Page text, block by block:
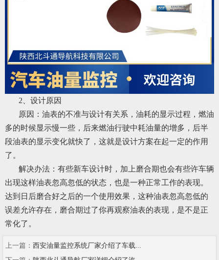
2、设计原因
原因：油表的不准与设计有关系，油耗的显示过程，燃油
多的时候显示慢一些，后来燃油行驶中耗油量的增多，后半
段油表的显示变化就快了，这就是设计方案在起一定的作用
了。
解决办法：有些新车设计时，加上磨合期也会有些许车辆
出现这样油表忽高忽低的状态，也是一种正常工作的表现。
达到日后磨合好之后的一个使用效果，这种油表忽高忽低的
误差允许存在，磨合期过了你再观察油表的表现，是不是正
常化了。
上一篇： 西安油量监控系统厂家介绍了车载...